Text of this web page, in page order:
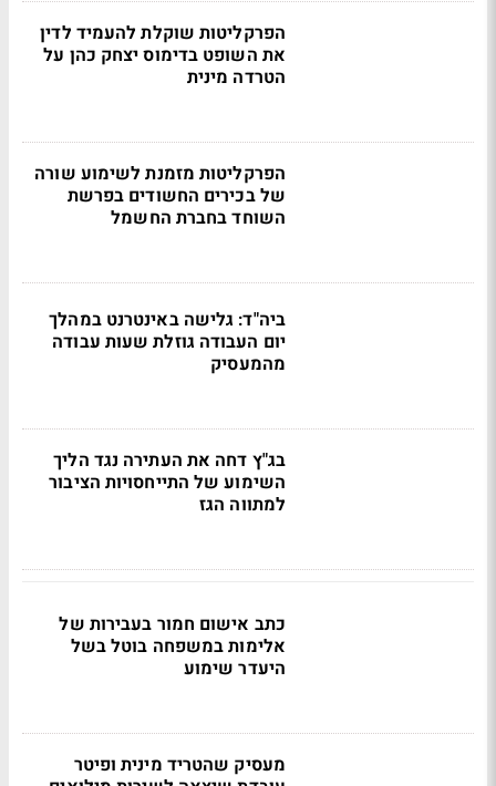
הפרקליטות שוקלת להעמיד לדין
את השופט בדימוס יצחק כהן על
הטרדה מינית
הפרקליטות מזמנת לשימוע שורה
של בכירים החשודים בפרשת
השוחד בחברת החשמל
ביה"ד: גלישה באינטרנט במהלך
יום העבודה גוזלת שעות עבודה
מהמעסיק
בג"ץ דחה את העתירה נגד הליך
השימוע של התייחסויות הציבור
למתווה הגז
כתב אישום חמור בעבירות של
אלימות במשפחה בוטל בשל
היעדר שימוע
מעסיק שהטריד מינית ופיטר